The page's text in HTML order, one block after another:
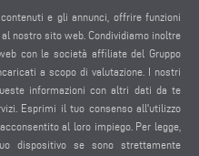
per temperatura ambiente
e gli annunci, offrire funzioni
nostro sito web. Condividiamo inoltre
con le società affiliate del Gruppo
a scopo di valutazione. I nostri
informazioni con altri dati da te
Esprimi il tuo consenso all'utilizzo
al loro impiego. Per legge,
dispositivo se sono strettamente